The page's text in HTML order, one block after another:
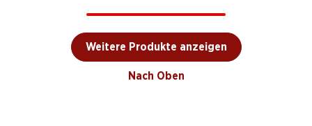
Weitere Produkte anzeigen
Nach Oben